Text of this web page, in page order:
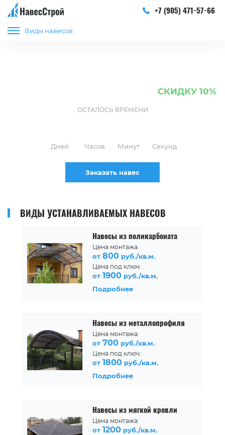
+7 (905) 471-57-66
Виды навесов
СКИДКУ 10%
ОСТАЛОСЬ ВРЕМЕНИ
Дней Часов Минут Секунд
Заказать навес
ВИДЫ УСТАНАВЛИВАЕМЫХ НАВЕСОВ
Навесы из поликарбоната
Цена монтажа:
от 800 руб./кв.м.
Цена под ключ:
от 1900 руб./кв.м.
Подробнее
Навесы из металлопрофиля
Цена монтажа:
от 700 руб./кв.м.
Цена под ключ:
от 1800 руб./кв.м.
Подробнее
Навесы из мягкой кровли
Цена монтажа:
от 1200 руб./кв.м.